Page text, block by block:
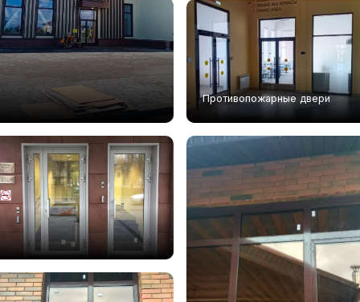
Противопожарные двери